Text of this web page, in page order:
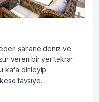
şahane deniz ve
veren bir yer tekrar
kafa dinleyip
tavsiye